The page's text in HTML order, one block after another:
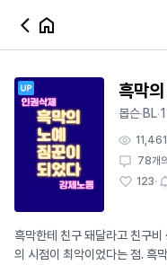
흑막
봅슨·BL·
11,461
78개
123·
흑막한테 친구 돼달라고 친구비
의 시점이 최악이었다는 점. 흑